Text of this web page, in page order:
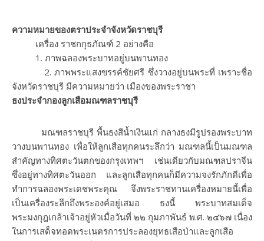
ความหมายของตราประจำจังหวัดราชบุรี
เครื่อง ราชกกุธภัณฑ์ 2 อย่างคือ
1. ภาพฉลองพระบาทอยู่บนพานทอง
2. ภาพพระแสงขรรค์ชัยศรี ซึ่งวางอยู่บนพระที่ เพราะชื่อ
จังหวัดราชบุรี มีความหมายว่า เมืองของพระราชา
ธงประจำกองลูกเสือมณฑลราชบุรี
มณฑลราชบุรี พื้นธงสีน้ำเงินแก่ กลางธงมีรูปรองพระบาท
วางบนพานทอง เพื่อให้ลูกเสือทุกคนระลึกว่า มณฑลนี้เป็นมณฑล
สำคัญทางทิศตะวันตกของกรุงเทพฯ เช่นเดียวกับมณฑลปราจีน
ซึ่งอยู่ทางทิศตะวันออก และลูกเสือทุกคนก็มีความจงรักภักดีเพื่อ
ทำการฉลองพระเดชพระคุณ จึงพระราชทานเครื่องหมายนี้เพื่อ
เป็นเครื่องระลึกถึงพระองค์อยู่เสมอ ธงนี้ พระบาทสมเด็จ
พระมงกุฎเกล้าเจ้าอยู่หัวเมื่อวันที่ ๒๒ กุมภาพันธ์ พ.ศ. ๒๔๖๗ เนื่อง
ในการเสด็จทอดพระเนตรการประลองยุทธเสือป่าและลูกเสือ